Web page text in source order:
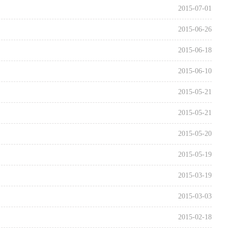
2015-07-01
2015-06-26
2015-06-18
2015-06-10
2015-05-21
2015-05-21
2015-05-20
2015-05-19
2015-03-19
2015-03-03
2015-02-18